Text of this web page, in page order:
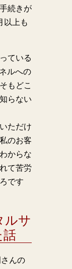
続きが
以上も
ている
ルへの
もどこ
らない
ただけ
のお客
からな
て苦労
です
ルサ
話
んの